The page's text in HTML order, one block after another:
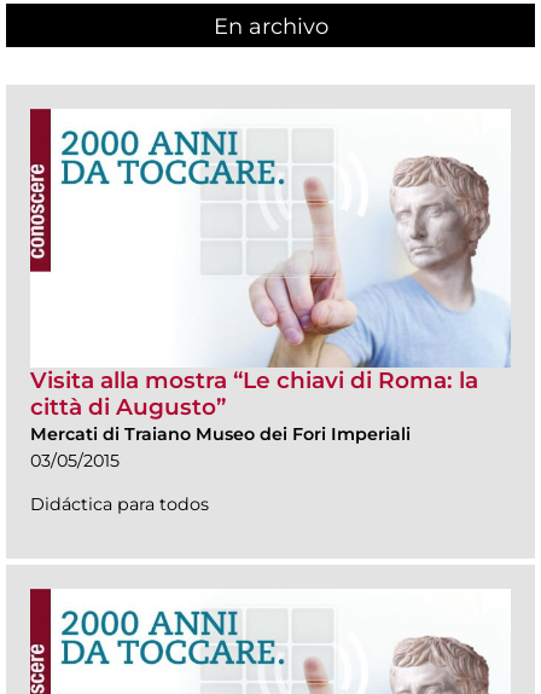
En archivo
Visita alla mostra “Le chiavi di Roma: la
città di Augusto”
Mercati di Traiano Museo dei Fori Imperiali
03/05/2015
Didáctica para todos